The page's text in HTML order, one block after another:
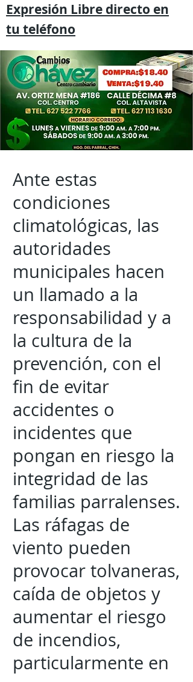
Expresión Libre directo en
tu teléfono
Ante estas
condiciones
climatológicas, las
autoridades
municipales hacen
un llamado a la
responsabilidad y a
la cultura de la
prevención, con el
fin de evitar
accidentes o
incidentes que
pongan en riesgo la
integridad de las
familias parralenses.
Las ráfagas de
viento pueden
provocar tolvaneras,
caída de objetos y
aumentar el riesgo
de incendios,
particularmente en